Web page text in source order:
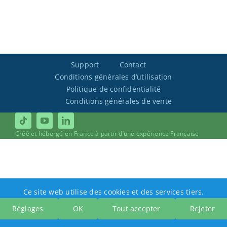
Support
Contact
Conditions générales d’utilisation
Politique de confidentialité
Conditions générales de vente
Créé et hébergé en France à partir d’une expérience Française
Ce site web utilise des cookies et des services tiers.
Réglages
OK Tout accepter Rejeter